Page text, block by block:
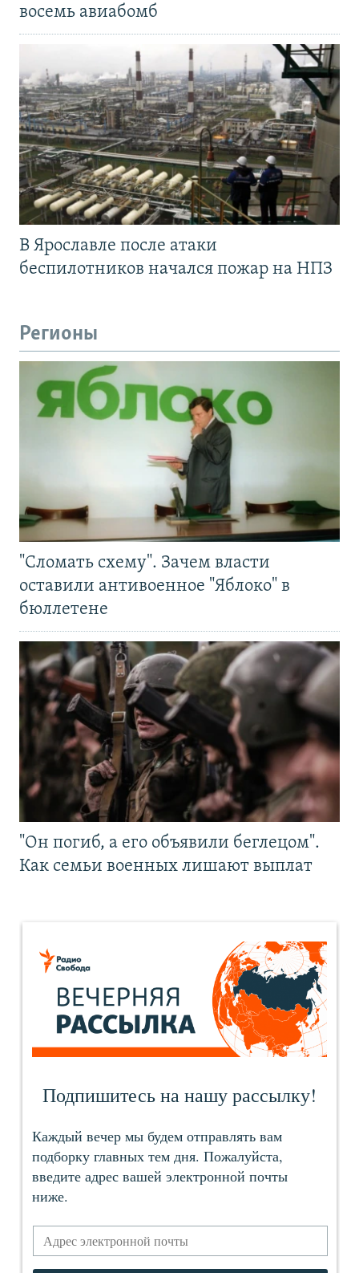
восемь авиабомб
В Ярославле после атаки
беспилотников начался пожар на НПЗ
Регионы
"Сломать схему". Зачем власти
оставили антивоенное "Яблоко" в
бюллетене
"Он погиб, а его объявили беглецом".
Как семьи военных лишают выплат